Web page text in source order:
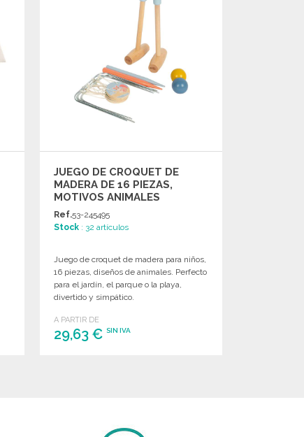
JUEGO DE CROQUET DE
MADERA DE 16 PIEZAS,
MOTIVOS ANIMALES
Ref.53-245495
Stock : 32 artículos
Juego de croquet de madera para niños,
16 piezas, diseños de animales. Perfecto
para el jardín, el parque o la playa,
divertido y simpático.
A PARTIR DE
29,63 €SIN IVA